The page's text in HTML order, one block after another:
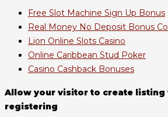
Free Slot Machine Sign Up Bonus
Real Money No Deposit Bonus
Lion Online Slots Casino
Online Caribbean Stud Poker
Casino Cashback Bonuses
Allow your visitor to create listing
registering